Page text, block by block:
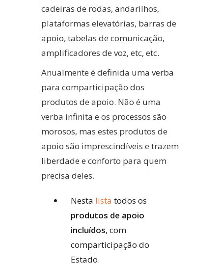
cadeiras de rodas, andarilhos,
plataformas elevatórias, barras de
apoio, tabelas de comunicação,
amplificadores de voz, etc, etc.
Anualmente é definida uma verba
para comparticipação dos
produtos de apoio. Não é uma
verba infinita e os processos são
morosos, mas estes produtos de
apoio são imprescindíveis e trazem
liberdade e conforto para quem
precisa deles.
Nesta lista todos os
produtos de apoio
incluídos, com
comparticipação do
Estado.